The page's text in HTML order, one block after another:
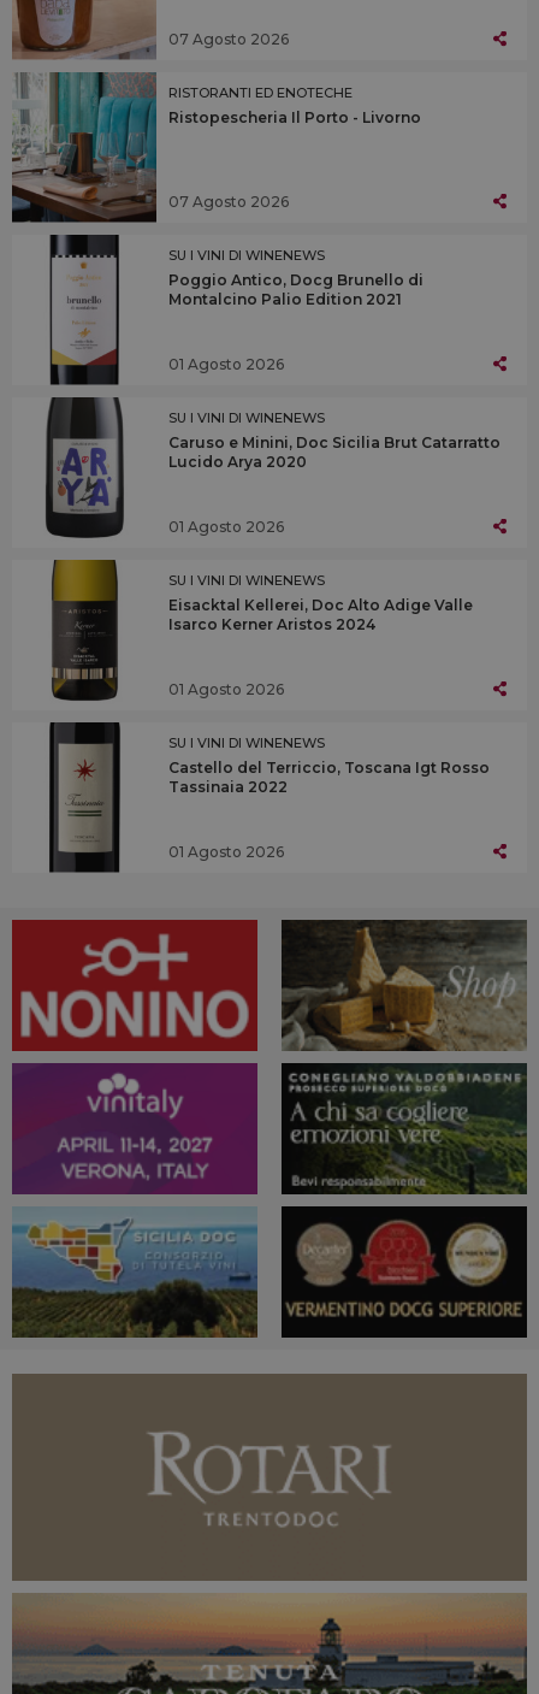
07 Agosto 2026
RISTORANTI ED ENOTECHE
Ristopescheria Il Porto - Livorno
07 Agosto 2026
SU I VINI DI WINENEWS
Poggio Antico, Docg Brunello di
Montalcino Palio Edition 2021
01 Agosto 2026
SU I VINI DI WINENEWS
Caruso e Minini, Doc Sicilia Brut Catarratto
Lucido Arya 2020
01 Agosto 2026
SU I VINI DI WINENEWS
Eisacktal Kellerei, Doc Alto Adige Valle
Isarco Kerner Aristos 2024
01 Agosto 2026
SU I VINI DI WINENEWS
Castello del Terriccio, Toscana Igt Rosso
Tassinaia 2022
01 Agosto 2026